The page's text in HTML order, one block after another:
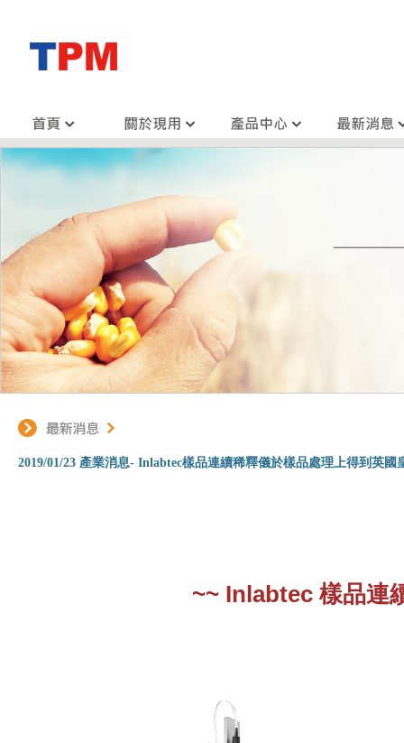
2019/01/23 產業消息- Inlabtec樣品連續稀釋儀於樣品處理上得到英國
~~ Inlabtec 樣品連